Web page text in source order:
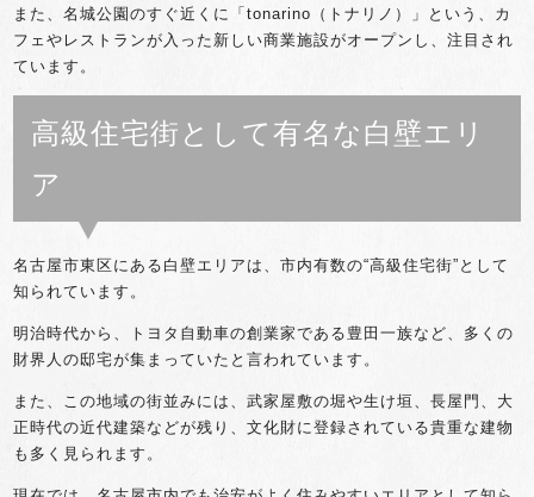
また、名城公園のすぐ近くに「tonarino（トナリノ）」という、カ
フェやレストランが入った新しい商業施設がオープンし、注目され
ています。
高級住宅街として有名な白壁エリ
ア
名古屋市東区にある白壁エリアは、市内有数の“高級住宅街”として
知られています。
明治時代から、トヨタ自動車の創業家である豊田一族など、多くの
財界人の邸宅が集まっていたと言われています。
また、この地域の街並みには、武家屋敷の堀や生け垣、長屋門、大
正時代の近代建築などが残り、文化財に登録されている貴重な建物
も多く見られます。